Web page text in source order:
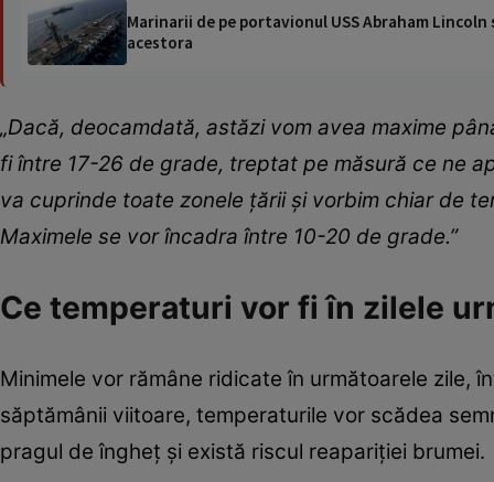
Marinarii de pe portavionul USS Abraham
acestora
„Dacă, deocamdată, astăzi vom avea maxime
fi între 17-26 de grade, treptat pe măsură ce ne
va cuprinde toate zonele țării și vorbim chiar de
Maximele se vor încadra între 10-20 de grade.”
Ce temperaturi vor fi în zilele
Minimele vor rămâne ridicate în următoarele zile,
săptămânii viitoare, temperaturile vor scădea
pragul de îngheț și există riscul reapariției brumei.